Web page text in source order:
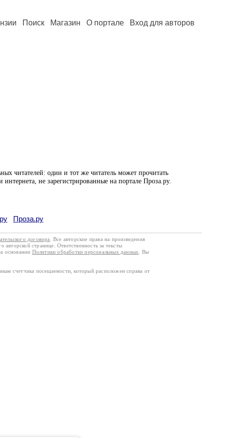
Поиск Магазин О портале Вход для авторов
читателей: один и тот же читатель может прочитать
не зарегистрированные на портале Проза.ру.
Проза.ру
договора
. Все авторские права на произведения
авторской странице. Ответственность за тексты
основании Политики обработки персональных данных
. Вы
счетчика посещаемости, который расположен справа от